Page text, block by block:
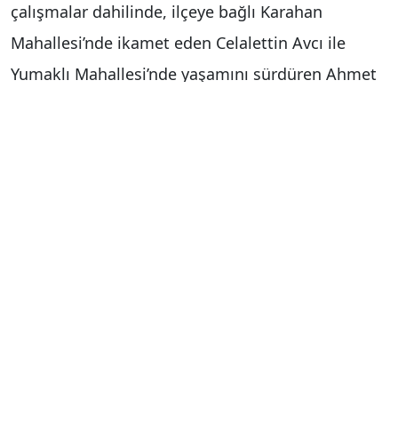
çalışmalar dahilinde, ilçeye bağlı Karahan
Mahallesi’nde ikamet eden Celalettin Avcı ile
Yumaklı Mahallesi’nde yaşamını sürdüren Ahmet